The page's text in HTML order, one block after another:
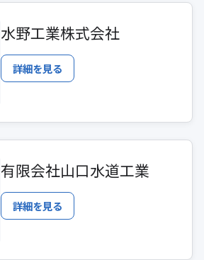
水野工業株式会社
詳細を見る
有限会社山口水道工業
詳細を見る